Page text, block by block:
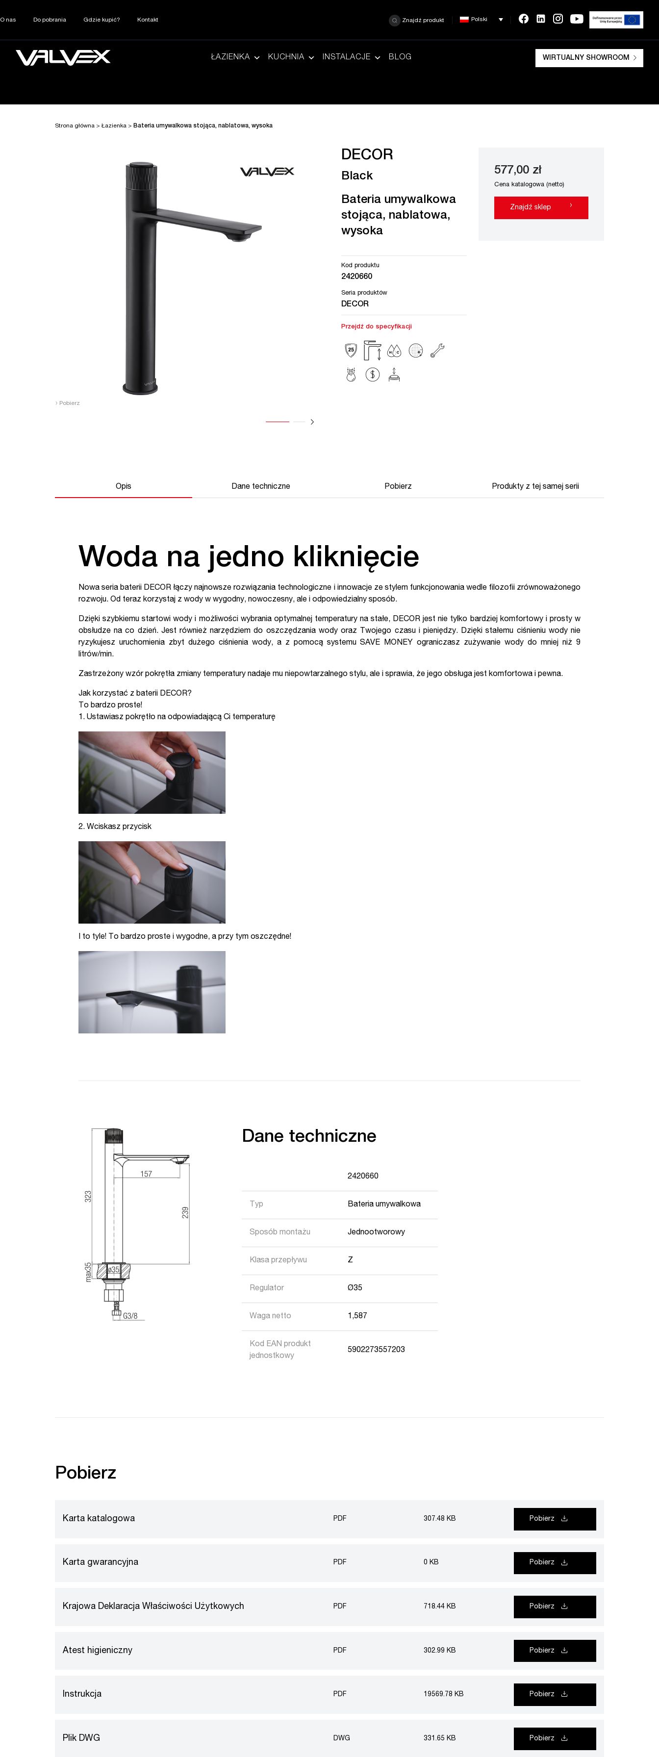
O nas Do pobrania Gdzie kupić? Kontakt Znajdź produkt Polski
ŁAZIENKA KUCHNIA INSTALACJE BLOG WIRTUALNY SHOWROOM
Strona główna > Łazienka > Bateria umywalkowa stojąca, nablatowa, wysoka
› Pobierz
DECOR
Black
Bateria umywalkowa
stojąca, nablatowa,
wysoka
Kod produktu
2420660
Seria produktów
DECOR
Przejdź do specyfikacji
577,00 zł
Cena katalogowa (netto)
Znajdź sklep ›
Opis Dane techniczne Pobierz Produkty z tej samej serii
Woda na jedno kliknięcie
Nowa seria baterii DECOR łączy najnowsze rozwiązania technologiczne i innowacje ze stylem funkcjonowania wedle filozofii zrównoważonego
rozwoju. Od teraz korzystaj z wody w wygodny, nowoczesny, ale i odpowiedzialny sposób.
Dzięki szybkiemu startowi wody i możliwości wybrania optymalnej temperatury na stałe, DECOR jest nie tylko bardziej komfortowy i prosty w
obsłudze na co dzień. Jest również narzędziem do oszczędzania wody oraz Twojego czasu i pieniędzy. Dzięki stałemu ciśnieniu wody nie
ryzykujesz uruchomienia zbyt dużego ciśnienia wody, a z pomocą systemu SAVE MONEY ograniczasz zużywanie wody do mniej niż 9
litrów/min.
Zastrzeżony wzór pokrętła zmiany temperatury nadaje mu niepowtarzalnego stylu, ale i sprawia, że jego obsługa jest komfortowa i pewna.
Jak korzystać z baterii DECOR?
To bardzo proste!
1. Ustawiasz pokrętło na odpowiadającą Ci temperaturę
2. Wciskasz przycisk
I to tyle! To bardzo proste i wygodne, a przy tym oszczędne!
Dane techniczne
2420660
Typ Bateria umywalkowa
Sposób montażu Jednootworowy
Klasa przepływu Z
Regulator Ø35
Waga netto 1,587
Kod EAN produkt
jednostkowy
5902273557203
Pobierz
Karta katalogowa PDF 307.48 KB Pobierz
Karta gwarancyjna PDF 0 KB Pobierz
Krajowa Deklaracja Właściwości Użytkowych PDF 718.44 KB Pobierz
Atest higieniczny PDF 302.99 KB Pobierz
Instrukcja PDF 19569.78 KB Pobierz
Plik DWG DWG 331.65 KB Pobierz